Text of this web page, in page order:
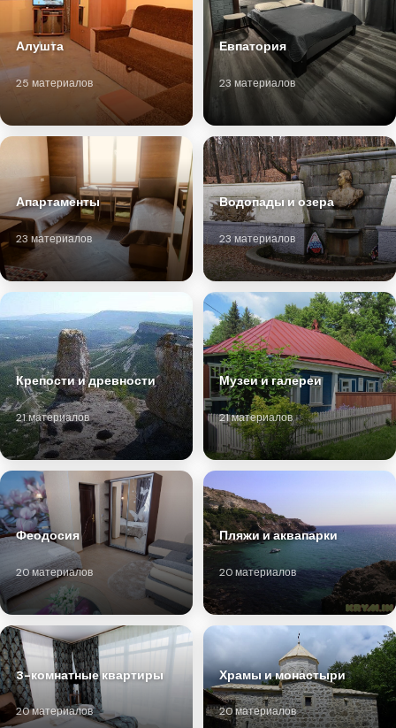
Алушта
25 материалов
Евпатория
23 материалов
Апартаменты
23 материалов
Водопады и озера
23 материалов
Крепости и древности
21 материалов
Музеи и галереи
21 материалов
Феодосия
20 материалов
Пляжи и аквапарки
20 материалов
3-комнатные квартиры
20 материалов
Храмы и монастыри
20 материалов